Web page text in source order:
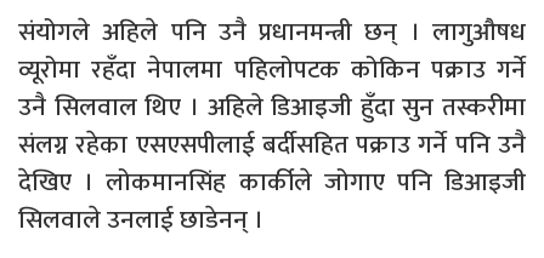
संयोगले अहिले पनि उनै प्रधानमन्त्री छन् । लागुऔषध
व्यूरोमा रहँदा नेपालमा पहिलोपटक कोकिन पक्राउ गर्ने
उनै सिलवाल थिए । अहिले डिआइजी हुँदा सुन तस्करीमा
संलग्न रहेका एसएसपीलाई बर्दीसहित पक्राउ गर्ने पनि उनै
देखिए । लोकमानसिंह कार्कीले जोगाए पनि डिआइजी
सिलवाले उनलाई छाडेनन् ।